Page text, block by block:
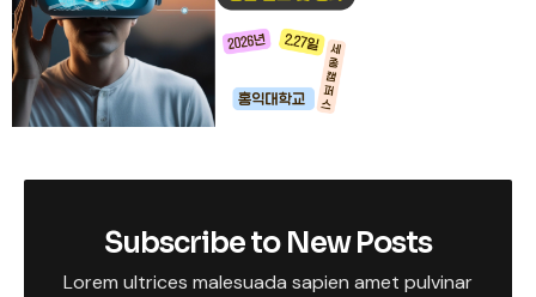
Subscribe to New Posts
Lorem ultrices malesuada sapien amet pulvinar